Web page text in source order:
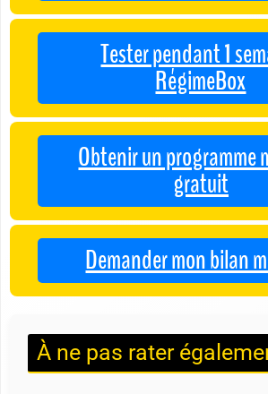
Tester pendant 1
RégimeBox
Obtenir un programme
gratuit
Demander mon bilan
À ne pas rater